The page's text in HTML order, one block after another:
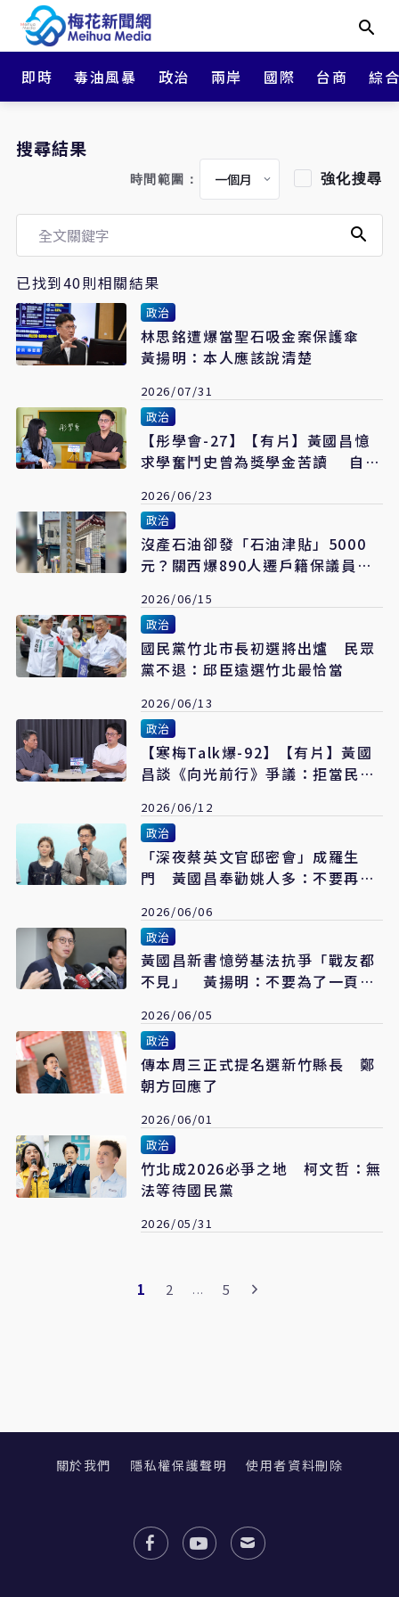
即時 毒油風暴 政治 兩岸 國際 台商 綜
搜尋結果
時間範圍： 強化搜尋
已找到40則相關結果
政治
林思銘遭爆當聖石吸金案保護傘
黃揚明：本人應該說清楚
2026/07/31
政治
【彤學會-27】【有片】黃國昌憶
求學奮鬥史曾為獎學金苦讀 自認
2026/06/23
政治
沒產石油卻發「石油津貼」5000
元？關西爆890人遷戶籍保議員席
2026/06/15
政治
國民黨竹北市長初選將出爐 民眾
黨不退：邱臣遠選竹北最恰當
2026/06/13
政治
【寒梅Talk爆-92】【有片】黃國
昌談《向光前行》爭議：拒當民進
2026/06/12
政治
「深夜蔡英文官邸密會」成羅生
門 黃國昌奉勸姚人多：不要再說
2026/06/06
政治
黃國昌新書憶勞基法抗爭「戰友都
不見」 黃揚明：不要為了一頁內
2026/06/05
政治
傳本周三正式提名選新竹縣長 鄭
朝方回應了
2026/06/01
政治
竹北成2026必爭之地 柯文哲：無
法等待國民黨
2026/05/31
1 2 ... 5
關於我們 隱私權保護聲明 使用者資料刪除